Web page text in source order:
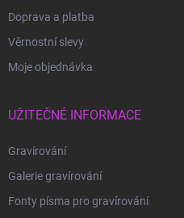
Doprava a platba
Věrnostní slevy
Moje objednávka
UŽITEČNÉ INFORMACE
Gravírování
Galerie gravírování
Fonty písma pro gravírování